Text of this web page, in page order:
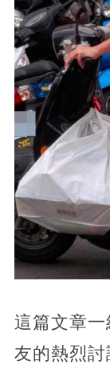
這篇文章
友的熱烈